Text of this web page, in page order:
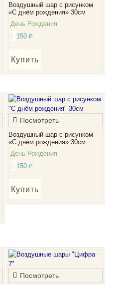
Воздушный шар с рисунком
«С днём рождения» 30см
День Рождения
150 ₽
Купить
Посмотреть
Воздушный шар с рисунком
«С днём рождения» 30см
День Рождения
150 ₽
Купить
Посмотреть